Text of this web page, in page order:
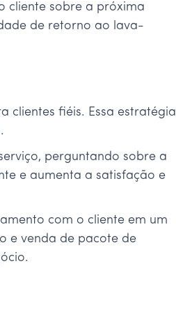
cliente sobre a próxima
de retorno ao lava-
clientes fiéis. Essa estratégia
perguntando sobre a
e aumenta a satisfação e
com o cliente em um
e venda de pacote de